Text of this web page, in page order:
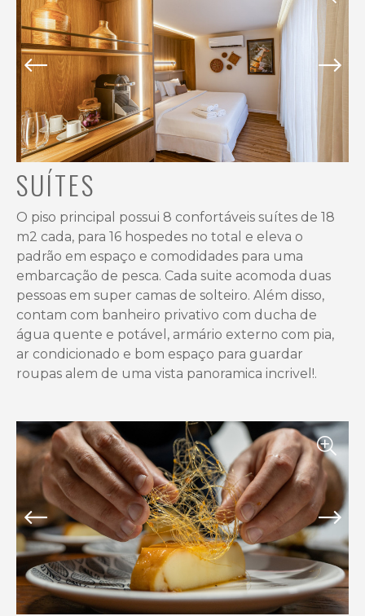
SUÍTES
O piso principal possui 8 confortáveis suítes de 18
m2 cada, para 16 hospedes no total e eleva o
padrão em espaço e comodidades para uma
embarcação de pesca. Cada suite acomoda duas
pessoas em super camas de solteiro. Além disso,
contam com banheiro privativo com ducha de
água quente e potável, armário externo com pia,
ar condicionado e bom espaço para guardar
roupas alem de uma vista panoramica incrivel!.